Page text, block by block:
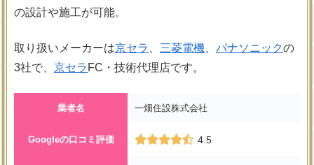
の設計や施工が可能。
取り扱いメーカーは京セラ 三菱電機 パナソニックの
3社で、 京セラ FC・技術代理店です。
業者名 一畑住設株式会社
Googleの口コミ評価 4.5